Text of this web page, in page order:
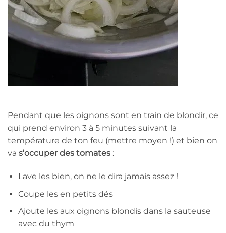
Pendant que les oignons sont en train de blondir, ce
qui prend environ 3 à 5 minutes suivant la
température de ton feu (mettre moyen !) et bien on
va s’occuper des tomates :
Lave les bien, on ne le dira jamais assez !
Coupe les en petits dés
Ajoute les aux oignons blondis dans la sauteuse
avec du thym